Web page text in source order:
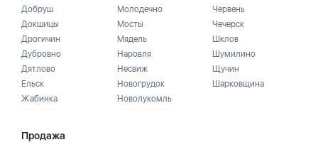
Добруш
Докшицы
Дрогичин
Дубровно
Дятлово
Ельск
Жабинка
Молодечно
Мосты
Мядель
Наровля
Несвиж
Новогрудок
Новолукомль
Червень
Чечерск
Шклов
Шумилино
Щучин
Шарковщина
Продажа